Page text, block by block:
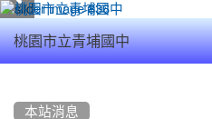
桃園市立青埔國中
本站消息